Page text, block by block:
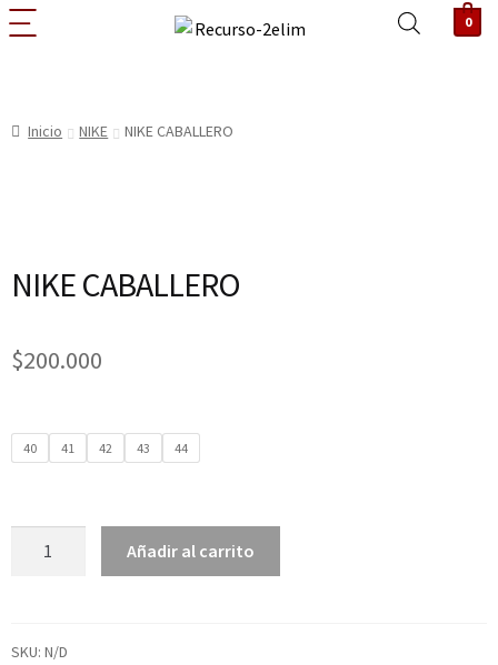
0
Inicio NIKE NIKE CABALLERO
NIKE CABALLERO
$200.000
40 41 42 43 44
Añadir al carrito
SKU: N/D